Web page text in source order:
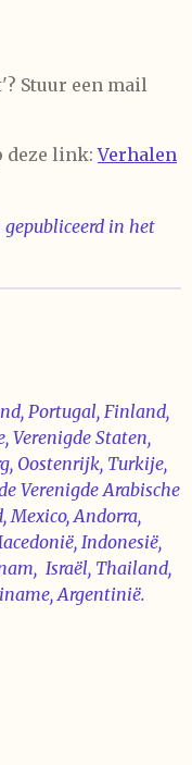
Stuur een mail
deze link: Verhalen
in het
Portugal, Finland,
Verenigde Staten,
Oostenrijk, Turkije,
Verenigde Arabische
Mexico, Andorra,
Indonesië,
Israël, Thailand,
Argentinië.
17:17